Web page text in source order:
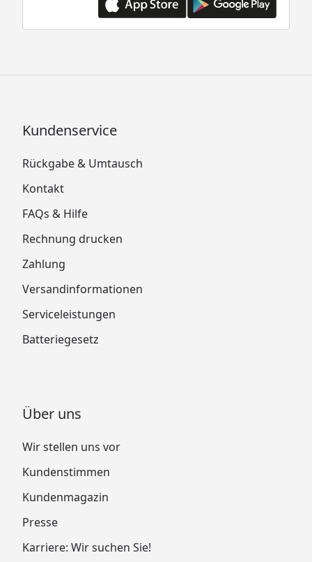
Kundenservice
Rückgabe & Umtausch
Kontakt
FAQs & Hilfe
Rechnung drucken
Zahlung
Versandinformationen
Serviceleistungen
Batteriegesetz
Über uns
Wir stellen uns vor
Kundenstimmen
Kundenmagazin
Presse
Karriere: Wir suchen Sie!